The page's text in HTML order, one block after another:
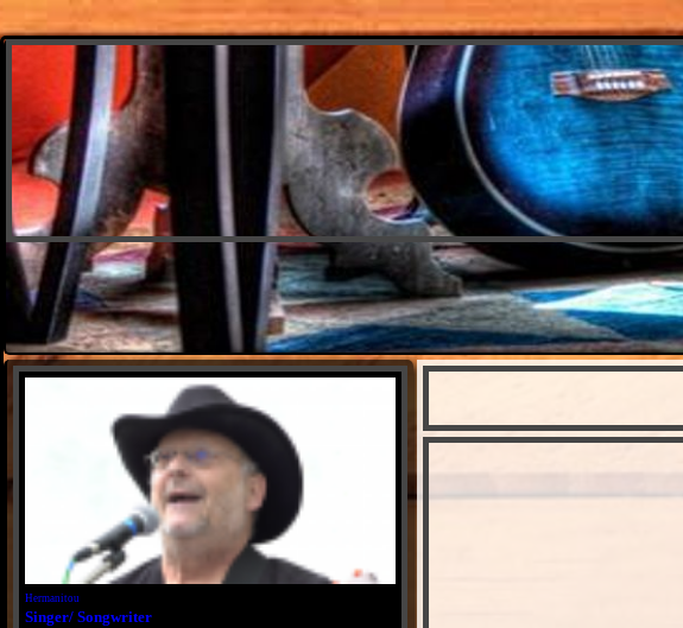
Hermanitou
Singer/ Songwriter